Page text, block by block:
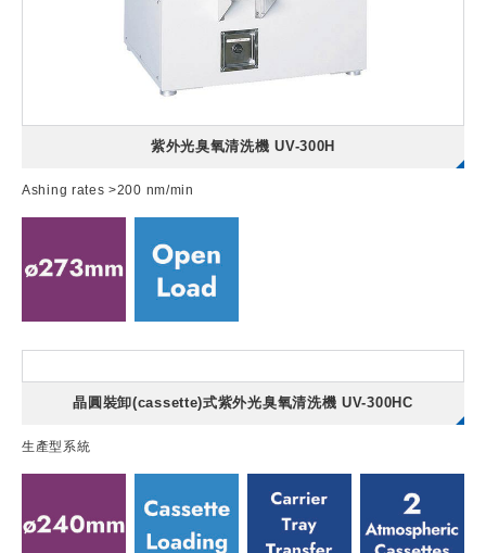
紫外光臭氧清洗機 UV-300H
Ashing rates >200 nm/min
晶圓裝卸(cassette)式紫外光臭氧清洗機 UV-300HC
生產型系統